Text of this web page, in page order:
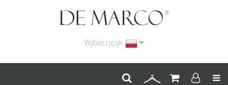
Wybierz język:
Menu